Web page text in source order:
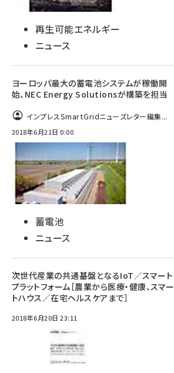
再生可能エネルギー
ニュース
ヨーロッパ最大の蓄電池システムが稼働開
始、NEC Energy Solutionsが構築を担当
インプレスSmartGridニューズレター編集...
2018年6月21日 0:00
蓄電池
ニュース
次世代産業の共通基盤となるIoT／スマート
プラットフォーム［農業から医療・健康、スマー
トハウス／在宅ヘルスケアまで］
2018年6月20日 23:11